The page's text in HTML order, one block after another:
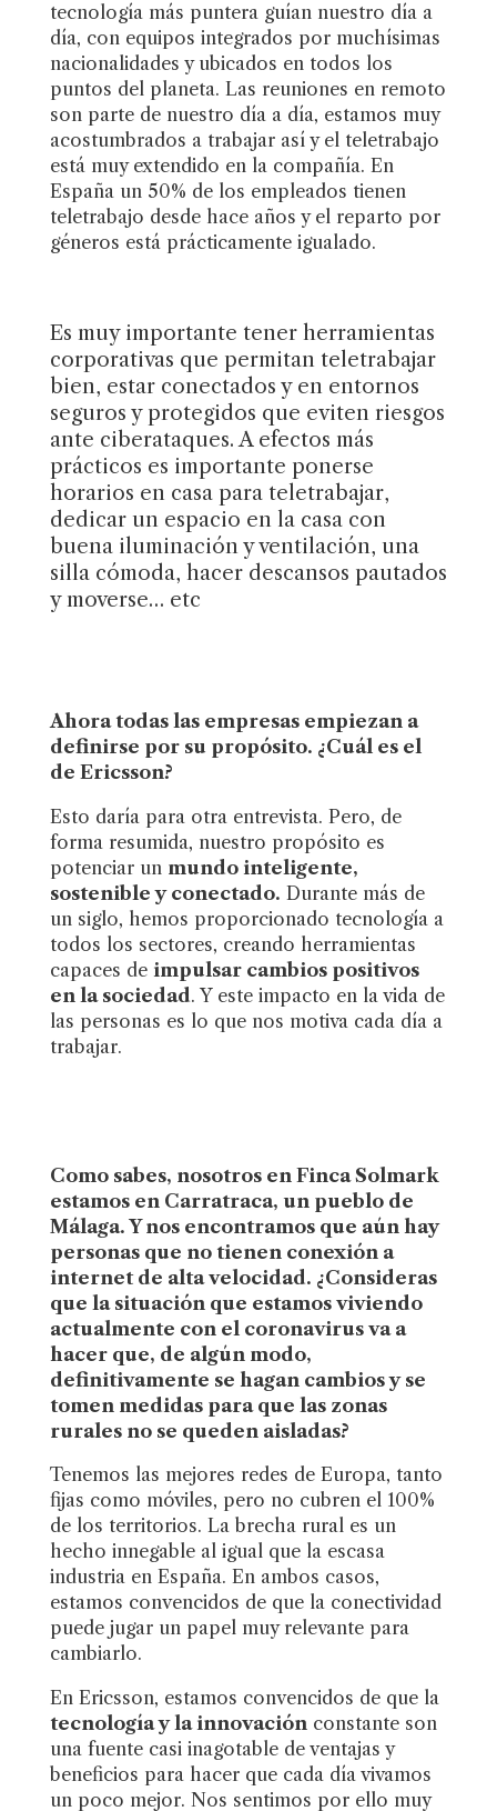
tecnología más puntera guían nuestro día a
día, con equipos integrados por muchísimas
nacionalidades y ubicados en todos los
puntos del planeta. Las reuniones en remoto
son parte de nuestro día a día, estamos muy
acostumbrados a trabajar así y el teletrabajo
está muy extendido en la compañía. En
España un 50% de los empleados tienen
teletrabajo desde hace años y el reparto por
géneros está prácticamente igualado.
Es muy importante tener herramientas
corporativas que permitan teletrabajar
bien, estar conectados y en entornos
seguros y protegidos que eviten riesgos
ante ciberataques. A efectos más
prácticos es importante ponerse
horarios en casa para teletrabajar,
dedicar un espacio en la casa con
buena iluminación y ventilación, una
silla cómoda, hacer descansos pautados
y moverse… etc
Ahora todas las empresas empiezan a
definirse por su propósito. ¿Cuál es el
de Ericsson?
Esto daría para otra entrevista. Pero, de
forma resumida, nuestro propósito es
potenciar un mundo inteligente,
sostenible y conectado. Durante más de
un siglo, hemos proporcionado tecnología a
todos los sectores, creando herramientas
capaces de impulsar cambios positivos
en la sociedad. Y este impacto en la vida de
las personas es lo que nos motiva cada día a
trabajar.
Como sabes, nosotros en Finca Solmark
estamos en Carratraca, un pueblo de
Málaga. Y nos encontramos que aún hay
personas que no tienen conexión a
internet de alta velocidad. ¿Consideras
que la situación que estamos viviendo
actualmente con el coronavirus va a
hacer que, de algún modo,
definitivamente se hagan cambios y se
tomen medidas para que las zonas
rurales no se queden aisladas?
Tenemos las mejores redes de Europa, tanto
fijas como móviles, pero no cubren el 100%
de los territorios. La brecha rural es un
hecho innegable al igual que la escasa
industria en España. En ambos casos,
estamos convencidos de que la conectividad
puede jugar un papel muy relevante para
cambiarlo.
En Ericsson, estamos convencidos de que la
tecnología y la innovaciónconstante son
una fuente casi inagotable de ventajas y
beneficios para hacer que cada día vivamos
un poco mejor. Nos sentimos por ello muy